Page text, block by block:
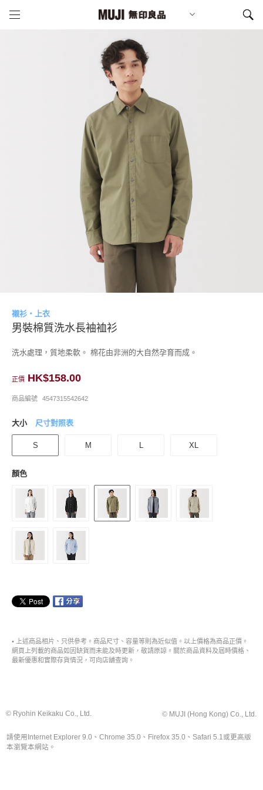
襯衫・上衣
男裝棉質洗水長袖裇衫
洗水處理，質地柔軟。 棉花由非洲的大自然孕育而成。
正價 HK$158.00
商品編號 4547315542642
大小 尺寸對照表
S M L XL
顏色
• 上述商品相片、只供參考。商品尺寸、容量等則為近似值。以上價格為商品正價。
網頁上列載的商品如因缺貨而未能及時更新，敬請原諒。關於商品資料及屆時價格、
最新優惠和實際存貨情況，可向店舖查詢。
© Ryohin Keikaku Co., Ltd. © MUJI (Hong Kong) Co., Ltd.
請使用Internet Explorer 9.0、Chrome 35.0、Firefox 35.0、Safari 5.1或更高版
本瀏覽本網站。